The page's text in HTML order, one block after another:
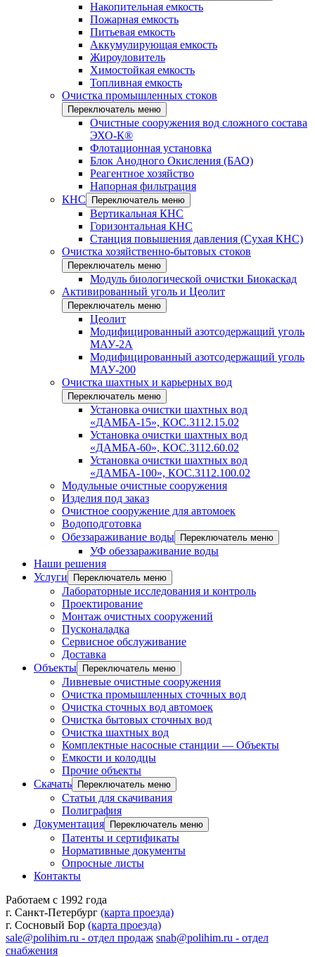
Накопительная емкость
Пожарная емкость
Питьевая емкость
Аккумулирующая емкость
Жироуловитель
Химостойкая емкость
Топливная емкость
Очистка промышленных стоков
Переключатель меню
Очистные сооружения вод сложного состава
ЭХО-К®
Флотационная установка
Блок Анодного Окисления (БАО)
Реагентное хозяйство
Напорная фильтрация
КНС
Переключатель меню
Вертикальная КНС
Горизонтальная КНС
Станция повышения давления (Сухая КНС)
Очистка хозяйственно-бытовых стоков
Переключатель меню
Модуль биологической очистки Биокаскад
Активированный уголь и Цеолит
Переключатель меню
Цеолит
Модифицированный азотсодержащий уголь
МАУ-2А
Модифицированный азотсодержащий уголь
МАУ-200
Очистка шахтных и карьерных вод
Переключатель меню
Установка очистки шахтных вод
«ДАМБА-15», КОС.3112.15.02
Установка очистки шахтных вод
«ДАМБА-60», КОС.3112.60.02
Установка очистки шахтных вод
«ДАМБА-100», КОС.3112.100.02
Модульные очистные сооружения
Изделия под заказ
Очистное сооружение для автомоек
Водоподготовка
Обеззараживание воды
Переключатель меню
УФ обеззараживание воды
Наши решения
Услуги
Переключатель меню
Лабораторные исследования и контроль
Проектирование
Монтаж очистных сооружений
Пусконаладка
Сервисное обслуживание
Доставка
Объекты
Переключатель меню
Ливневые очистные сооружения
Очистка промышленных сточных вод
Очистка сточных вод автомоек
Очистка бытовых сточных вод
Очистка шахтных вод
Комплектные насосные станции — Объекты
Емкости и колодцы
Прочие объекты
Скачать
Переключатель меню
Статьи для скачивания
Полиграфия
Документация
Переключатель меню
Патенты и сертификаты
Нормативные документы
Опросные листы
Контакты
Работаем с 1992 года
г. Санкт-Петербург (карта проезда)
г. Сосновый Бор (карта проезда)
sale@polihim.ru - отдел продаж snab@polihim.ru - отдел
снабжения